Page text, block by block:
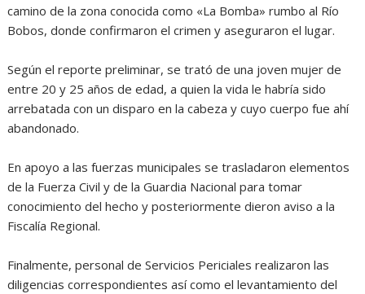
camino de la zona conocida como «La Bomba» rumbo al Río
Bobos, donde confirmaron el crimen y aseguraron el lugar.
Según el reporte preliminar, se trató de una joven mujer de
entre 20 y 25 años de edad, a quien la vida le habría sido
arrebatada con un disparo en la cabeza y cuyo cuerpo fue ahí
abandonado.
En apoyo a las fuerzas municipales se trasladaron elementos
de la Fuerza Civil y de la Guardia Nacional para tomar
conocimiento del hecho y posteriormente dieron aviso a la
Fiscalía Regional.
Finalmente, personal de Servicios Periciales realizaron las
diligencias correspondientes así como el levantamiento del